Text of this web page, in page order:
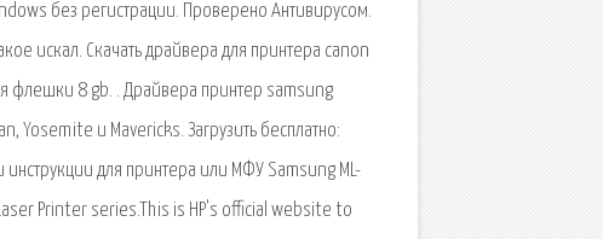
без регистрации. Проверено Антивирусом.
искал. Скачать драйвера для принтера canon
флешки 8 gb. . Драйвера принтер samsung
Yosemite и Mavericks. Загрузить бесплатно:
для принтера или МФУ Samsung ML-
Printer series.This is HP's official website to